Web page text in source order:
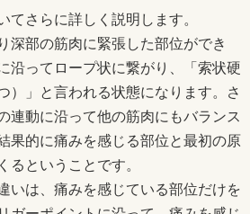
てさらに詳しく説明します。
深部の筋肉に緊張した部位ができ
沿ってロープ状に繋がり、「索状硬
）」と言われる状態になります。さ
連動に沿って他の筋肉にもバランス
果的に痛みを感じる部位と最初の原
るということです。
いは、痛みを感じている部位だけを